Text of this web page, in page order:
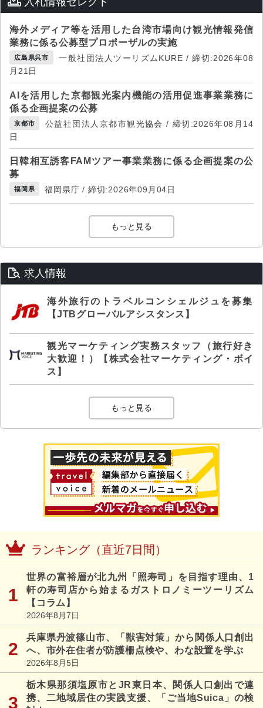
海外メディア等を活用した台湾市場向け観光情報発信
業務に係る公募型プロポーザルの実施
広島県呉市
一般社団法人ツーリズムKURE / 締切:2026年08
月21日
AIを活用した京都観光案内機能の活用促進事業業務に
係る企画提案の公募
京都市
公益社団法人京都市観光協会 / 締切:2026年08月14
日
日韓相互誘客FAMツアー事業業務に係る企画提案の公
募
福岡県 福岡県庁 / 締切:2026年09月04日
もっと見る
求人情報
海外旅行のトラベルコンシェルジュを募集
【JTBグローバルアシスタンス】
観光マーケティング実務スタッフ（旅行好き
大歓迎！）【株式会社マーケティング・ボイ
ス】
もっと見る
ランキング（直近7日間）
世界の富裕層が北九州「照寿司」を目指す理由、1
軒の寿司店から始まるガストロノミーツーリズム
【コラム】
2026年8月7日
兵庫県丹波篠山市、「獣害対策」から関係人口創出
へ、市外在住者が防護柵点検や、わな設置を学ぶ
2026年8月5日
栃木県那須塩原市とJR東日本、関係人口創出で連
携、二地域居住の実践支援、「ご当地Suica」の検